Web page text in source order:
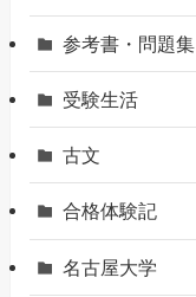
参考書・問題集
受験生活
古文
合格体験記
名古屋大学